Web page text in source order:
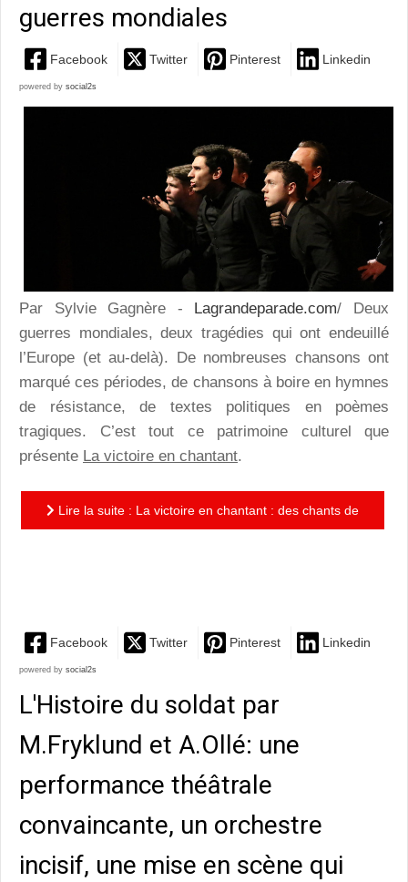
guerres mondiales
Facebook Twitter Pinterest Linkedin
powered by social2s
Par Sylvie Gagnère - Lagrandeparade.com/ Deux
guerres mondiales, deux tragédies qui ont endeuillé
l’Europe (et au-delà). De nombreuses chansons ont
marqué ces périodes, de chansons à boire en hymnes
de résistance, de textes politiques en poèmes
tragiques. C’est tout ce patrimoine culturel que
présente La victoire en chantant.
Lire la suite : La victoire en chantant : des chants de
Facebook Twitter Pinterest Linkedin
powered by social2s
L'Histoire du soldat par
M.Fryklund et A.Ollé: une
performance théâtrale
convaincante, un orchestre
incisif, une mise en scène qui